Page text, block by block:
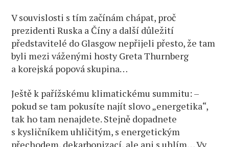
V souvislosti s tím začínám chápat, proč
prezidenti Ruska a Číny a další důležití
představitelé do Glasgow nepřijeli přesto, že tam
byli mezi váženými hosty Greta Thurnberg
a korejská popová skupina…
Ještě k pařížskému klimatickému summitu: –
pokud se tam pokusíte najít slovo „energetika“,
tak ho tam nenajdete. Stejně dopadnete
s kysličníkem uhličitým, s energetickým
přechodem, dekarbonizací, ale ani s uhlím… Vy